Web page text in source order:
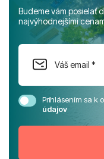
Budeme vám posielať
najvýhodnejšími
Prihlásením sa k
údajov